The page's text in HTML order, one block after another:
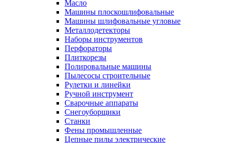
Масло
Машины плоскошлифовальные
Машины шлифовальные угловые
Металлодетекторы
Наборы инструментов
Перфораторы
Плиткорезы
Полировальные машины
Пылесосы строительные
Рулетки и линейки
Ручной инструмент
Сварочные аппараты
Снегоуборщики
Станки
Фены промышленные
Цепные пилы электрические